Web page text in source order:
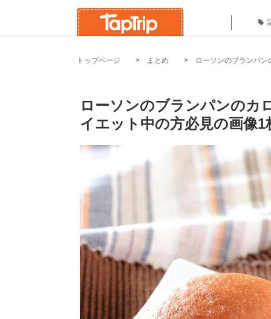
トップページ まとめ ローソンのブランパ
ローソンのブランパンのカ
イエット中の方必見の画像1